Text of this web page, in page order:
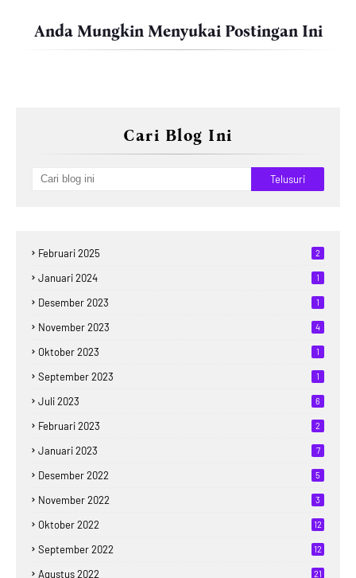
Anda Mungkin Menyukai Postingan Ini
Cari Blog Ini
Februari 2025 2
Januari 2024 1
Desember 2023 1
November 2023 4
Oktober 2023 1
September 2023 1
Juli 2023 6
Februari 2023 2
Januari 2023 7
Desember 2022 5
November 2022 3
Oktober 2022 12
September 2022 12
Agustus 2022 21